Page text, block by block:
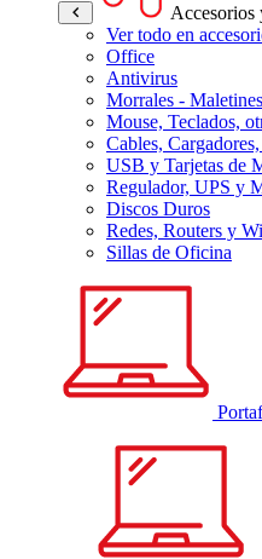
Accesorios
Ver todo en
Office
Antivirus
Morrales -
Mouse, Teclados,
Cables,
USB y Tarjetas de
Regulador, UPS y
Discos Duros
Redes, Routers y
Sillas de Oficina